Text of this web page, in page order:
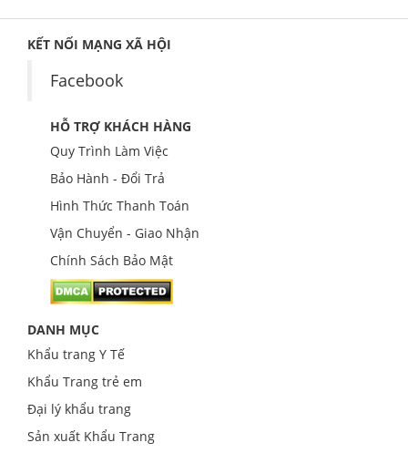
KẾT NỐI MẠNG XÃ HỘI
Facebook
HỖ TRỢ KHÁCH HÀNG
Quy Trình Làm Việc
Bảo Hành - Đổi Trả
Hình Thức Thanh Toán
Vận Chuyển - Giao Nhận
Chính Sách Bảo Mật
DANH MỤC
Khẩu trang Y Tế
Khẩu Trang trẻ em
Đại lý khẩu trang
Sản xuất Khẩu Trang